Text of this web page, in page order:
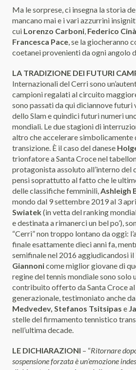
Ma le sorprese, ci insegna la storia
mancano mai e i vari azzurrini
cui Lorenzo Carboni, Federico Cinà
Francesca Pace, se la giocheranno
coetanei provenienti da ogni angolo
LA TRADIZIONE DEI FUTURI
Internazionali del Cerri sono
campioni regalati al circuito
sono passati da qui diciannove
dello Slam e quindici futuri numeri
mondiali. Le due stagioni di
altro che accelerare simbolicamente
transizione. È il caso del danese
trionfatore a Santa Croce nel
protagonista assoluto all’interno del
pensi soprattutto al fatto che le
delle classifiche femminili,Ashleigh
mondo dal 9 settembre 2019 al 3
Swiatek(in vetta del ranking
e destinata a rimanerci un bel po’),
“Cerri” non troppo lontano da oggi:
finale esattamente dieci anni fa,
semifinale nel 2016 aggiudicandosi il
Giannonicome miglior giovane di
regine del tennis mondiale sono solo
contribuito offerto da Santa Croce
generazionale, testimoniato anche
Medvedev, Stefanos Tsitsipas e
stelle del firmamento tennistico
nell’ultima decade.
LE DICHIARAZIONI – “Ritornare
sospensione forzata è un’emozione